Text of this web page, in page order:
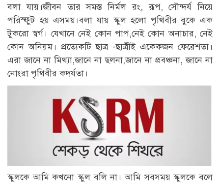
বলা যায়।জীবন তার সমস্ত নির্মল রং, রূপ, সৌন্দর্য নিয়ে
পরিস্ফুট হয় এসময়।বলা যায় স্কুল হলো পৃথিবীর বুকে এক
টুকরো স্বর্গ। যেখানে নেই কোন পাপ,নেই কোন অনাচার, নেই
কোন অনিয়ম। প্রত্যেকটি ছাত্র -ছাত্রীই একেকজন ফেরেশতা।
এরা জানে না মিথ্যা,জানে না ছলনা,জানে না প্রবঞ্চনা, জানে না
নোংরা পৃথিবীর কদর্যতা।
স্কুলকে আমি কখনো স্কুল বলি না। আমি সবসময় স্কুলকে বলে